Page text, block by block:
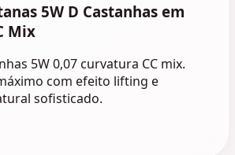
5W D Castanhas em
Mix
5W 0,07 curvatura CC mix.
com efeito lifting e
sofisticado.